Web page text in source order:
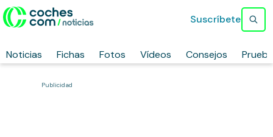
Noticias Fichas Fotos Vídeos Consejos
Suscríbete
Publicidad